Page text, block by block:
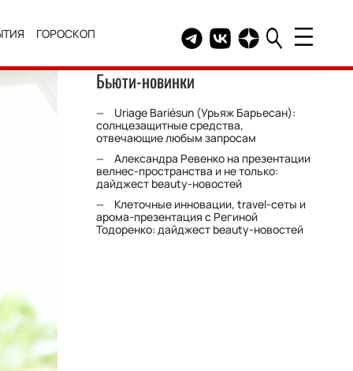
ГОРОСКОП Telegram канал HELLO
Группа HELLO
Канал HELLO в
Бьюти-новинки
Uriage Bariésun (Урьяж Барьесан):
солнцезащитные средства,
отвечающие любым запросам
Александра Ревенко на презентации
велнес-пространства и не только:
дайджест beauty-новостей
Клеточные инновации, travel-сеты и
арома-презентация с Региной
Тодоренко: дайджест beauty-новостей